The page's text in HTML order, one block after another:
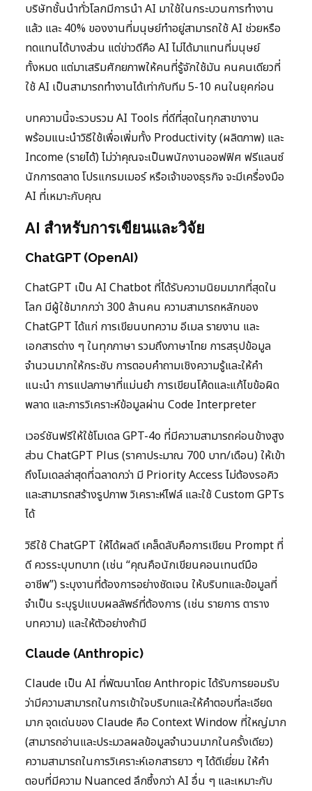
บริษัทชั้นนำทั่วโลกมีการนำ AI มาใช้ในกระบวนการทำงาน
แล้ว และ 40% ของงานที่มนุษย์ทำอยู่สามารถใช้ AI ช่วยหรือ
ทดแทนได้บางส่วน แต่ข่าวดีคือ AI ไม่ได้มาแทนที่มนุษย์
ทั้งหมด แต่มาเสริมศักยภาพให้คนที่รู้จักใช้มัน คนคนเดียวที่
ใช้ AI เป็นสามารถทำงานได้เท่ากับทีม 5-10 คนในยุคก่อน
บทความนี้จะรวบรวม AI Tools ที่ดีที่สุดในทุกสาขางาน
พร้อมแนะนำวิธีใช้เพื่อเพิ่มทั้ง Productivity (ผลิตภาพ) และ
Income (รายได้) ไม่ว่าคุณจะเป็นพนักงานออฟฟิศ ฟรีแลนซ์
นักการตลาด โปรแกรมเมอร์ หรือเจ้าของธุรกิจ จะมีเครื่องมือ
AI ที่เหมาะกับคุณ
AI สำหรับการเขียนและวิจัย
ChatGPT (OpenAI)
ChatGPT เป็น AI Chatbot ที่ได้รับความนิยมมากที่สุดใน
โลก มีผู้ใช้มากกว่า 300 ล้านคน ความสามารถหลักของ
ChatGPT ได้แก่ การเขียนบทความ อีเมล รายงาน และ
เอกสารต่าง ๆ ในทุกภาษา รวมถึงภาษาไทย การสรุปข้อมูล
จำนวนมากให้กระชับ การตอบคำถามเชิงความรู้และให้คำ
แนะนำ การแปลภาษาที่แม่นยำ การเขียนโค้ดและแก้ไขข้อผิด
พลาด และการวิเคราะห์ข้อมูลผ่าน Code Interpreter
เวอร์ชันฟรีให้ใช้โมเดล GPT-4o ที่มีความสามารถค่อนข้างสูง
ส่วน ChatGPT Plus (ราคาประมาณ 700 บาท/เดือน) ให้เข้า
ถึงโมเดลล่าสุดที่ฉลาดกว่า มี Priority Access ไม่ต้องรอคิว
และสามารถสร้างรูปภาพ วิเคราะห์ไฟล์ และใช้ Custom GPTs
ได้
วิธีใช้ ChatGPT ให้ได้ผลดี เคล็ดลับคือการเขียน Prompt ที่
ดี ควรระบุบทบาท (เช่น “คุณคือนักเขียนคอนเทนต์มือ
อาชีพ”) ระบุงานที่ต้องการอย่างชัดเจน ให้บริบทและข้อมูลที่
จำเป็น ระบุรูปแบบผลลัพธ์ที่ต้องการ (เช่น รายการ ตาราง
บทความ) และให้ตัวอย่างถ้ามี
Claude (Anthropic)
Claude เป็น AI ที่พัฒนาโดย Anthropic ได้รับการยอมรับ
ว่ามีความสามารถในการเข้าใจบริบทและให้คำตอบที่ละเอียด
มาก จุดเด่นของ Claude คือ Context Window ที่ใหญ่มาก
(สามารถอ่านและประมวลผลข้อมูลจำนวนมากในครั้งเดียว)
ความสามารถในการวิเคราะห์เอกสารยาว ๆ ได้ดีเยี่ยม ให้คำ
ตอบที่มีความ Nuanced ลึกซึ้งกว่า AI อื่น ๆ และเหมาะกับ